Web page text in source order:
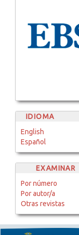
IDIOMA
English
Español
EXAMINAR
Por número
Por autor/a
Otras revistas